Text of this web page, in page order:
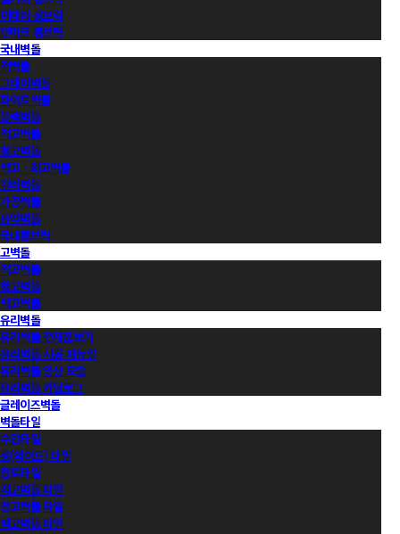
이태리 롱브릭
덴마크 롱브릭
국내벽돌
적벽돌
그레이벽돌
화이트벽돌
블랙벽돌
적고벽돌
청고벽돌
백고ㆍ회고벽돌
컬러벽돌
가공벽돌
유약벽돌
국내롱브릭
고벽돌
적고벽돌
청고벽돌
백고벽돌
유리벽돌
유리벽돌 전제품보기
유리벽돌 시공 매뉴얼
유리벽돌 영상 모음
유리벽돌 카달로그
글레이즈벽돌
벽돌타일
수입타일
롱(와이드) 타일
점토타일
적고벽돌 타일
청고벽돌 타일
백고벽돌 타일